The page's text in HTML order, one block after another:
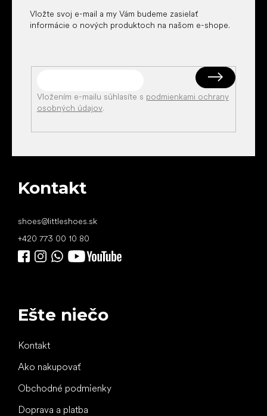
Vložte svoj e-mail a my Vám budeme zasielať
informácie o nových produktoch na našom e-shope.
Vložením e-mailu súhlasíte s podmienkami ochrany
osobných údajov.
Kontakt
shoes@littleshoes.sk
+420 773 00 10 80
Ešte niečo
Kontakt
Ako nakupovať
Obchodné podmienky
Doprava a platba